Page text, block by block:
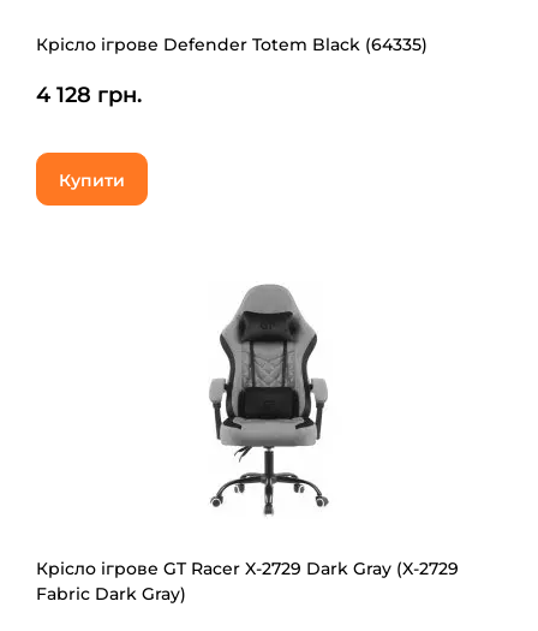
Крісло ігрове Defender Totem Black (64335)
4 128 грн.
Купити
Крісло ігрове GT Racer X-2729 Dark Gray (X-2729
Fabric Dark Gray)